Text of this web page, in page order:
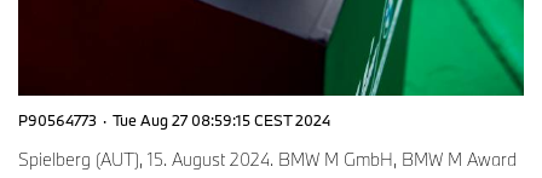
P90564773 · Tue Aug 27 08:59:15 CEST 2024
Spielberg (AUT), 15. August 2024. BMW M GmbH, BMW M Award